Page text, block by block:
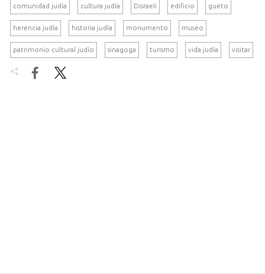
comunidad judía cultura judía Disraeli edificio gueto
herencia judía historia judía monumento museo
patrimonio cultural judío sinagoga turismo vida judía visitar
 